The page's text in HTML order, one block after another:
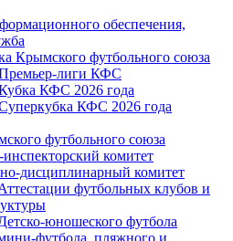
обеспечения,
Крымского футбольного союза
лиги КФС
КФС 2026 года
КФС 2026 года
футбольного союза
комитет
дисциплинарный комитет
футбольных клубов и
юношеского футбола
футбола, пляжного и